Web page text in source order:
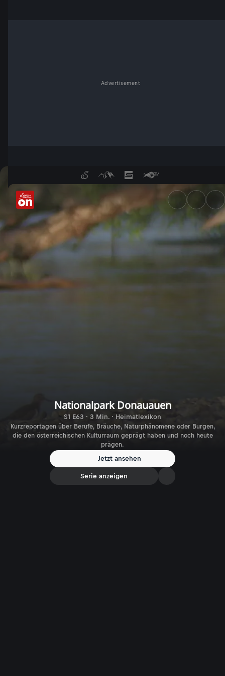
Advertisement
Nationalpark Donauauen -
Nationalpark Donauauen
S1 E63 · 3 Min. · Heimatlexikon
Kurzreportagen über Berufe, Bräuche, Naturphänomene oder Burgen,
die den österreichischen Kulturraum geprägt haben und noch heute
prägen.
Jetzt ansehen
Serie anzeigen